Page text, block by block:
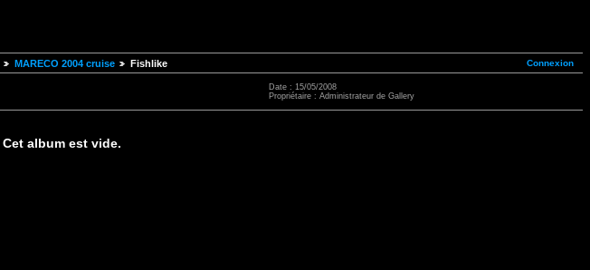
Connexion
MARECO 2004 cruise Fishlike
Date : 15/05/2008
Propriétaire : Administrateur de Gallery
Cet album est vide.